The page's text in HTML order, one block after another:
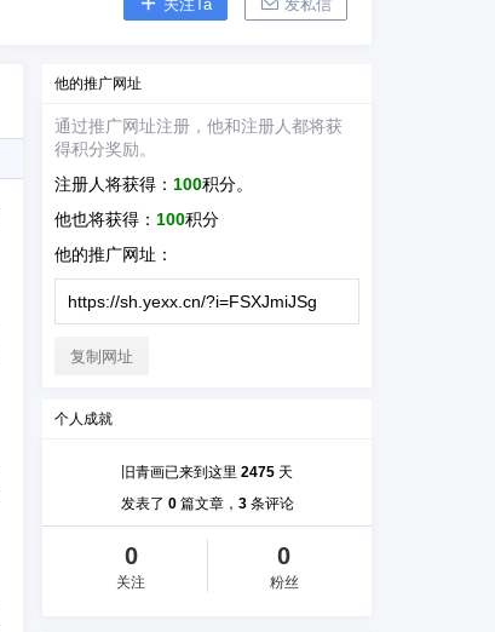
关注Ta 发私信
他的推广网址
通过推广网址注册，他和注册人都将获
得积分奖励。
注册人将获得：100积分。
他也将获得：100积分
他的推广网址：
复制网址
个人成就
旧青画已来到这里2475 天
发表了 0篇文章， 3条评论
0
关注
0
粉丝